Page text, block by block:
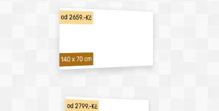
od 2659,-Kč
140 x 70 cm
od 2799,-Kč